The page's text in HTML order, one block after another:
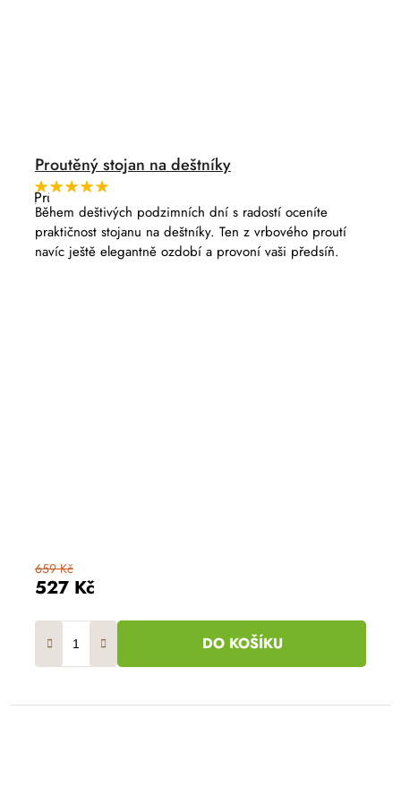
Proutěný stojan na deštníky
Průměrné
hodnocení
produktu
je
5,0
z
527 Kč
659 Kč
DO KOŠÍKU
Během deštivých podzimních dní s radostí oceníte
praktičnost stojanu na deštníky. Ten z vrbového proutí
navíc ještě elegantně ozdobí a provoní vaši předsíň.